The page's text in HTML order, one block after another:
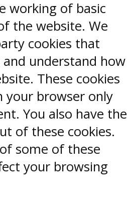
working of basic
the website. We
cookies that
and understand how
These cookies
your browser only
You also have the
of these cookies.
some of these
your browsing